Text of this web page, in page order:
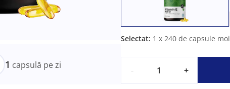
1 capsulă pe zi
Selectat: 1 x 240 de capsule moi
+